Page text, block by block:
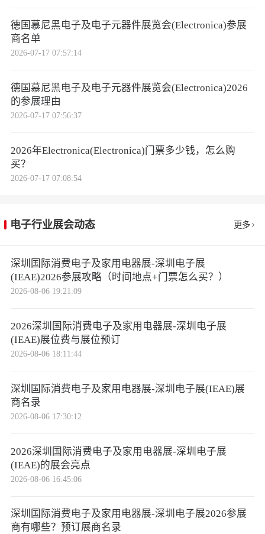
德国慕尼黑电子及电子元器件展览会(Electronica)参展
商名单
2026-07-17 07:57:14
德国慕尼黑电子及电子元器件展览会(Electronica)2026
的参展理由
2026-07-17 07:56:37
2026年Electronica(Electronica)门票多少钱，怎么购
买？
2026-07-17 07:08:54
电子行业展会动态 更多
深圳国际消费电子及家用电器展-深圳电子展
(IEAE)2026参展攻略（时间地点+门票怎么买？）
2026-08-06 19:21:09
2026深圳国际消费电子及家用电器展-深圳电子展
(IEAE)展位费与展位预订
2026-08-06 18:11:44
深圳国际消费电子及家用电器展-深圳电子展(IEAE)展
商名录
2026-08-06 17:30:12
2026深圳国际消费电子及家用电器展-深圳电子展
(IEAE)的展会亮点
2026-08-06 16:45:06
深圳国际消费电子及家用电器展-深圳电子展2026参展
商有哪些？预订展商名录